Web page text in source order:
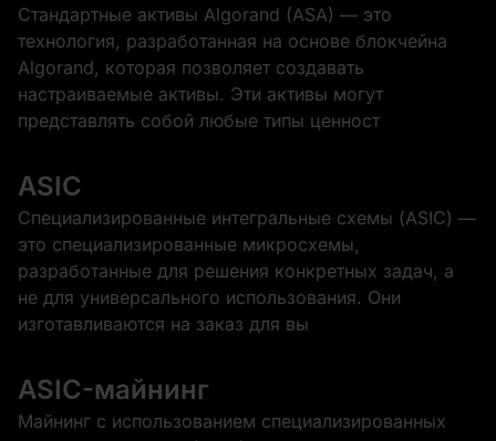
Стандартные активы Algorand (ASA) — это
технология, разработанная на основе блокчейна
Algorand, которая позволяет создавать
настраиваемые активы. Эти активы могут
представлять собой любые типы ценност
ASIC
Специализированные интегральные схемы (ASIC) —
это специализированные микросхемы,
разработанные для решения конкретных задач, а
не для универсального использования. Они
изготавливаются на заказ для вы
ASIC-майнинг
Майнинг с использованием специализированных